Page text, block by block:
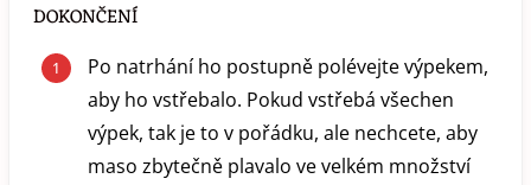
DOKONČENÍ
Po natrhání ho postupně polévejte výpekem,
aby ho vstřebalo. Pokud vstřebá všechen
výpek, tak je to v pořádku, ale nechcete, aby
maso zbytečně plavalo ve velkém množství